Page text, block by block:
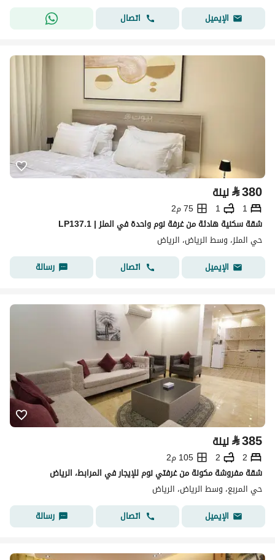
الإيميل
اتصال
⃁380 ليلة
1
1
75 م2
LP137.1 | شقة سكنية هادئة من غرفة نوم واحدة في الملز
حي الملز، وسط الرياض، الرياض
الإيميل
اتصال رسالة
⃁385 ليلة
2
2
105 م2
شقة مفروشة مكونة من غرفتي نوم للإيجار في المرابط، الرياض
حي المربع، وسط الرياض، الرياض
الإيميل
اتصال رسالة